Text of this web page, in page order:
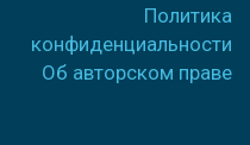
Политика
конфиденциальности
Об авторском праве